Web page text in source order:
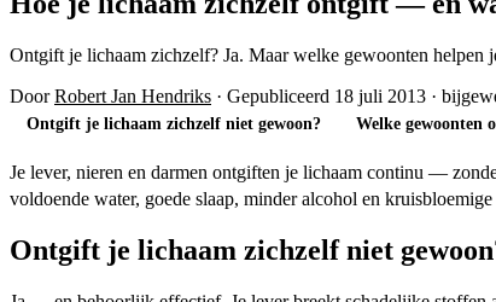
Ontgift je lichaam zichzelf? Ja. Maar welke gewoonten helpen
DoorRobert Jan Hendriks · Gepubliceerd 18 juli 2013 ·
Ontgift je lichaam zichzelf niet gewoon? Welke gewoonten
Je lever, nieren en darmen ontgiften je lichaam continu —
voldoende water, goede slaap, minder alcohol en
Ontgift je lichaam zichzelf niet